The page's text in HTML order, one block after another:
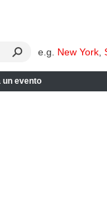
e.g. New York
un evento